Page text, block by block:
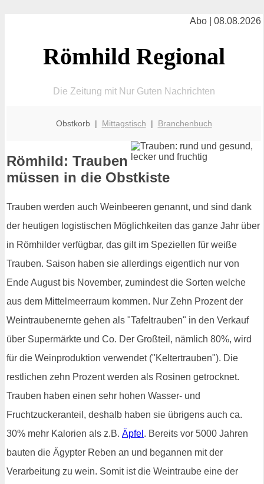
Abo | 08.08.2026
Römhild Regional
Die Zeitung mit Nur Guten Nachrichten
Obstkorb | Mittagstisch | Branchenbuch
Römhild: Trauben
müssen in die Obstkiste
Trauben werden auch Weinbeeren genannt, und sind dank
der heutigen logistischen Möglichkeiten das ganze Jahr über
in Römhilder verfügbar, das gilt im Speziellen für weiße
Trauben. Saison haben sie allerdings eigentlich nur von
Ende August bis November, zumindest die Sorten welche
aus dem Mittelmeerraum kommen. Nur Zehn Prozent der
Weintraubenernte gehen als "Tafeltrauben" in den Verkauf
über Supermärkte und Co. Der Großteil, nämlich 80%, wird
für die Weinproduktion verwendet ("Keltertrauben"). Die
restlichen zehn Prozent werden als Rosinen getrocknet.
Trauben haben einen sehr hohen Wasser- und
Fruchtzuckeranteil, deshalb haben sie übrigens auch ca.
30% mehr Kalorien als z.B. Äpfel . Bereits vor 5000 Jahren
bauten die Ägypter Reben an und begannen mit der
Verarbeitung zu wein. Somit ist die Weintraube eine der